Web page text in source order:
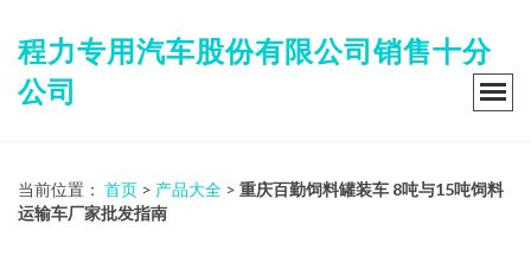
程力专用汽车股份有限公司销售十分
公司
当前位置： 首页 > 产品大全 > 重庆百勤饲料罐装车 8吨与15吨饲料
运输车厂家批发指南